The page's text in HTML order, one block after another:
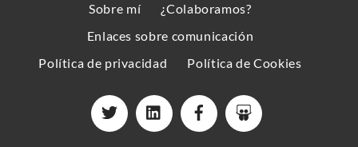
Top
Sobre mí
¿Colaboramos?
Enlaces sobre comunicación
Política de privacidad
Política de Cookies